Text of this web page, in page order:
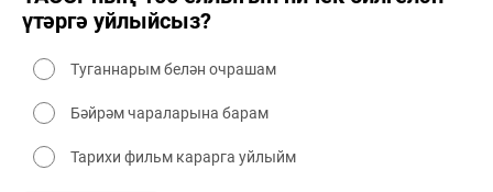
үтәргә уйлыйсыз?
Туганнарым белән очрашам
Бәйрәм чараларына барам
Тарихи фильм карарга уйлыйм